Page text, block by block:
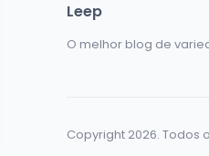
Leep
O melhor blog de
Copyright 2026. Todos